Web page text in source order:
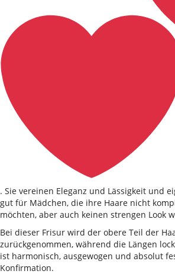
. Sie vereinen Eleganz und Lässigkeit und
gut für Mädchen, die ihre Haare nicht
möchten, aber auch keinen strengen Look
Bei dieser Frisur wird der obere Teil der
zurückgenommen, während die Längen
ist harmonisch, ausgewogen und absolut
Konfirmation.